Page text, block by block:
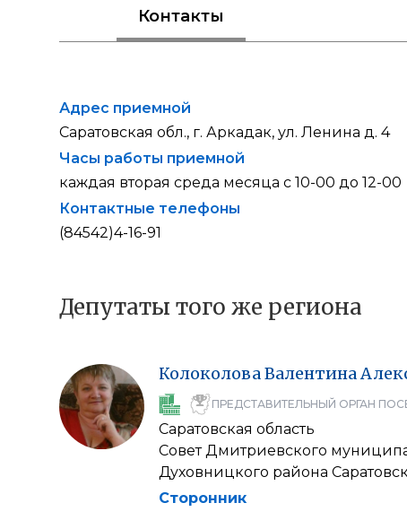
Контакты
Адрес приемной
Саратовская обл., г. Аркадак, ул. Ленина д. 4
Часы работы приемной
каждая вторая среда месяца с 10-00 до 12-00
Контактные телефоны
(84542)4-16-91
Депутаты того же региона
КолоколоваВалентина
ПРЕДСТАВИТЕЛЬНЫЙ ОРГАН
Саратовская область
Совет Дмитриевского
Духовницкого района
Сторонник